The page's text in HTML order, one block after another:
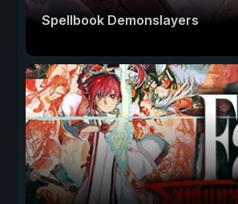
Spellbook Demonslayers